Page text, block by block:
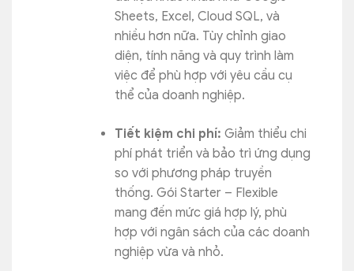
Sheets, Excel, Cloud SQL, và
nhiều hơn nữa. Tùy chỉnh giao
diện, tính năng và quy trình làm
việc để phù hợp với yêu cầu cụ
thể của doanh nghiệp.
Tiết kiệm chi phí: Giảm thiểu chi
phí phát triển và bảo trì ứng dụng
so với phương pháp truyền
thống. Gói Starter – Flexible
mang đến mức giá hợp lý, phù
hợp với ngân sách của các doanh
nghiệp vừa và nhỏ.